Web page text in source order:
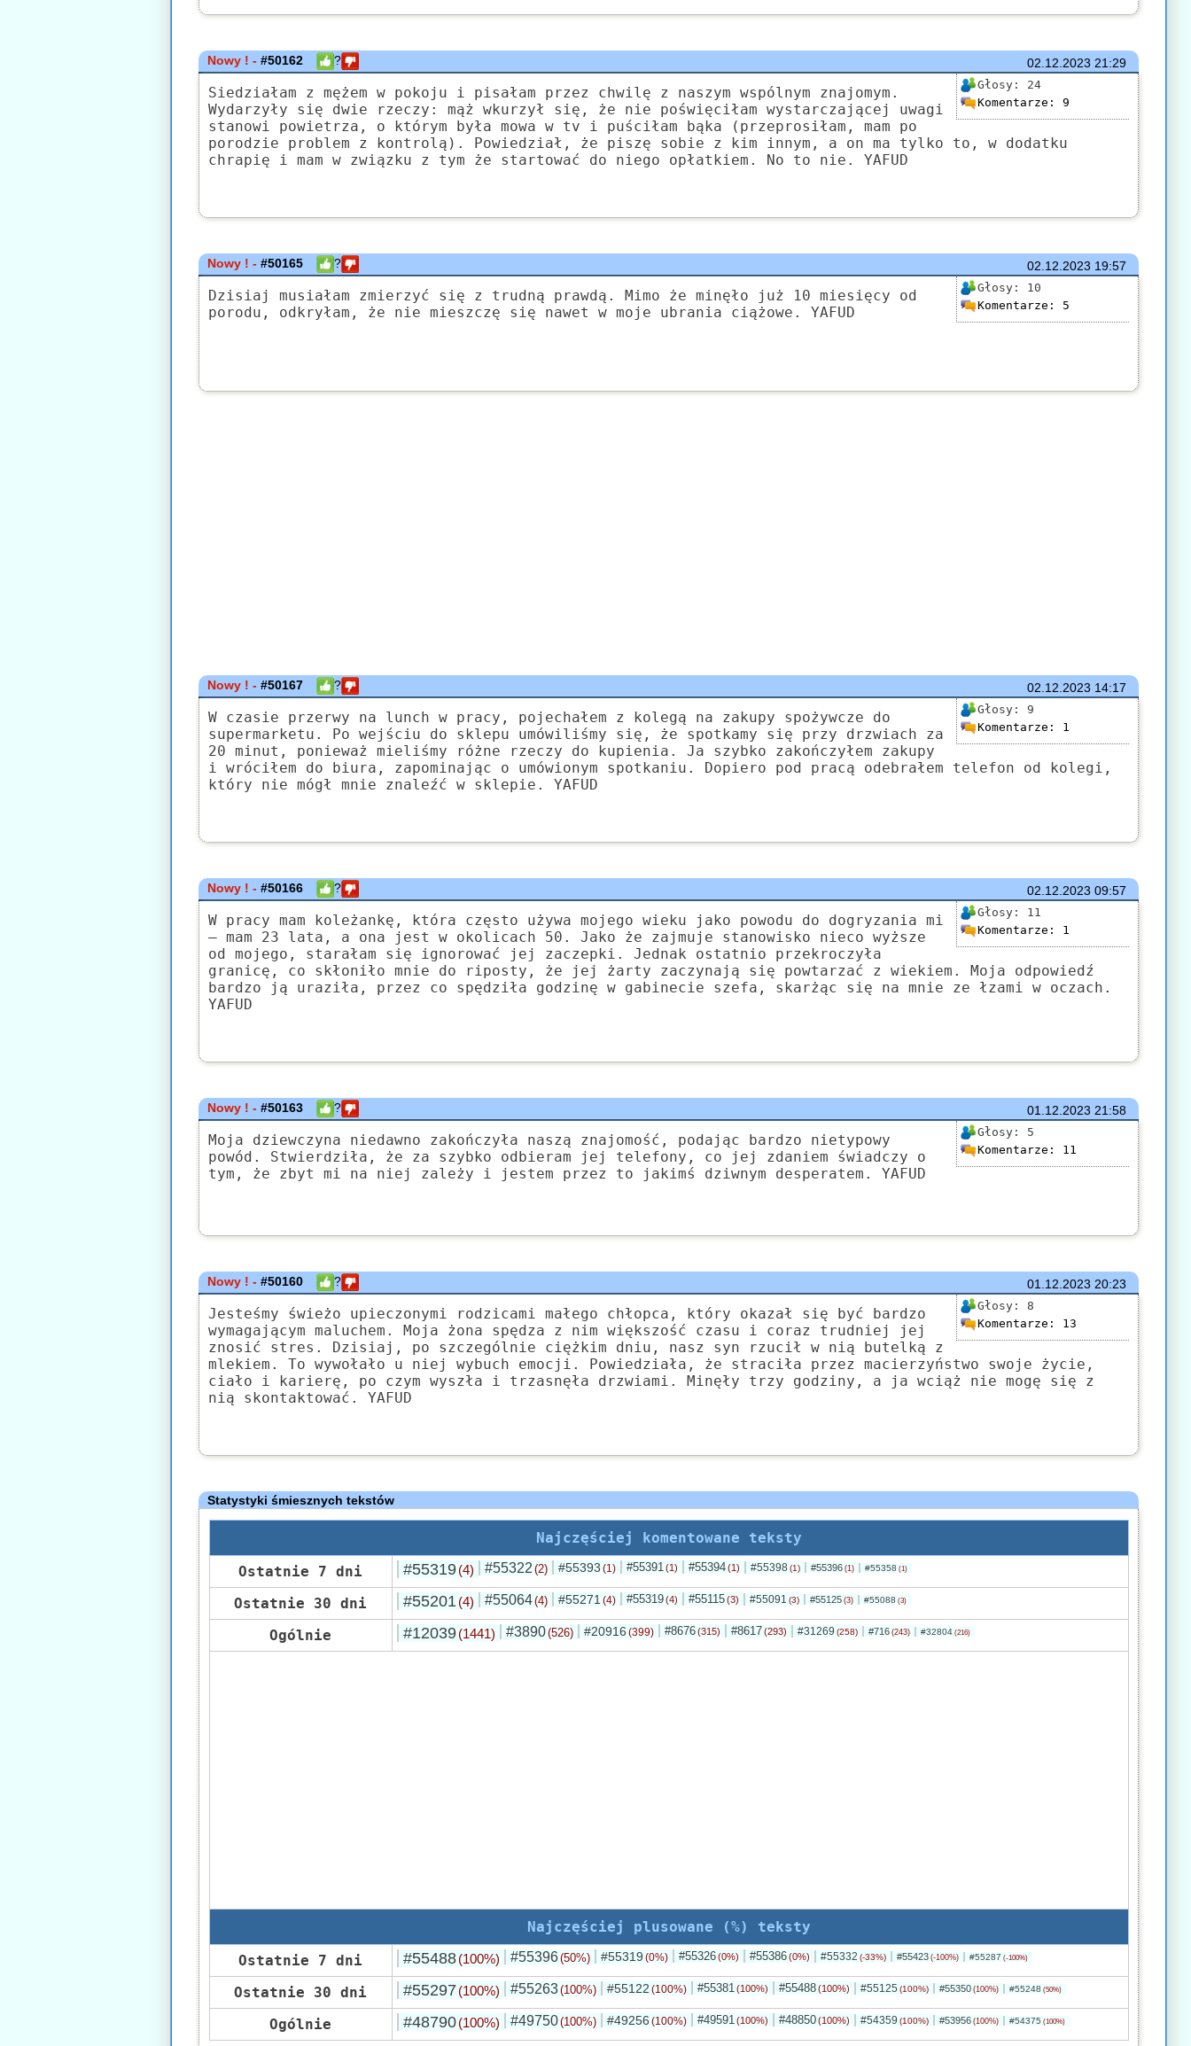
02.12.2023 21:29
Nowy ! -#50162 ?
Głosy: 24
Komentarze: 9
Siedziałam z mężem w pokoju i pisałam przez chwilę z naszym wspólnym znajomym.
Wydarzyły się dwie rzeczy: mąż wkurzył się, że nie poświęciłam wystarczającej uwagi
stanowi powietrza, o którym była mowa w tv i puściłam bąka (przeprosiłam, mam po
porodzie problem z kontrolą). Powiedział, że piszę sobie z kim innym, a on ma tylko to, w dodatku
chrapię i mam w związku z tym że startować do niego opłatkiem. No to nie. YAFUD
02.12.2023 19:57
Nowy ! -#50165 ?
Głosy: 10
Komentarze: 5
Dzisiaj musiałam zmierzyć się z trudną prawdą. Mimo że minęło już 10 miesięcy od
porodu, odkryłam, że nie mieszczę się nawet w moje ubrania ciążowe. YAFUD
02.12.2023 14:17
Nowy ! -#50167 ?
Głosy: 9
Komentarze: 1
W czasie przerwy na lunch w pracy, pojechałem z kolegą na zakupy spożywcze do
supermarketu. Po wejściu do sklepu umówiliśmy się, że spotkamy się przy drzwiach za
20 minut, ponieważ mieliśmy różne rzeczy do kupienia. Ja szybko zakończyłem zakupy
i wróciłem do biura, zapominając o umówionym spotkaniu. Dopiero pod pracą odebrałem telefon od kolegi,
który nie mógł mnie znaleźć w sklepie. YAFUD
02.12.2023 09:57
Nowy ! -#50166 ?
Głosy: 11
Komentarze: 1
W pracy mam koleżankę, która często używa mojego wieku jako powodu do dogryzania mi
– mam 23 lata, a ona jest w okolicach 50. Jako że zajmuje stanowisko nieco wyższe
od mojego, starałam się ignorować jej zaczepki. Jednak ostatnio przekroczyła
granicę, co skłoniło mnie do riposty, że jej żarty zaczynają się powtarzać z wiekiem. Moja odpowiedź
bardzo ją uraziła, przez co spędziła godzinę w gabinecie szefa, skarżąc się na mnie ze łzami w oczach.
YAFUD
01.12.2023 21:58
Nowy ! -#50163 ?
Głosy: 5
Komentarze: 11
Moja dziewczyna niedawno zakończyła naszą znajomość, podając bardzo nietypowy
powód. Stwierdziła, że za szybko odbieram jej telefony, co jej zdaniem świadczy o
tym, że zbyt mi na niej zależy i jestem przez to jakimś dziwnym desperatem. YAFUD
01.12.2023 20:23
Nowy ! -#50160 ?
Głosy: 8
Komentarze: 13
Jesteśmy świeżo upieczonymi rodzicami małego chłopca, który okazał się być bardzo
wymagającym maluchem. Moja żona spędza z nim większość czasu i coraz trudniej jej
znosić stres. Dzisiaj, po szczególnie ciężkim dniu, nasz syn rzucił w nią butelką z
mlekiem. To wywołało u niej wybuch emocji. Powiedziała, że straciła przez macierzyństwo swoje życie,
ciało i karierę, po czym wyszła i trzasnęła drzwiami. Minęły trzy godziny, a ja wciąż nie mogę się z
nią skontaktować. YAFUD
Statystyki śmiesznych tekstów
Najczęściej komentowane teksty
Ostatnie 7 dni
#55319 (4) #55322 (2) #55393 (1) #55391 (1) #55394 (1) #55398 (1) #55396 (1) #55358 (1)
Ostatnie 30 dni #55201 (4) #55064(4) #55271 (4) #55319 (4) #55115 (3) #55091 (3) #55125 (3) #55088 (3)
Ogólnie #12039 (1441) #3890(526) #20916 (399) #8676 (315) #8617 (293) #31269 (258) #716 (243) #32804 (216)
Najczęściej plusowane (%) teksty
Ostatnie 7 dni
#55488 (100%) #55396(50%) #55319 (0%) #55326 (0%) #55386 (0%) #55332 (-33%) #55423 (-100%) #55287 (-100%)
Ostatnie 30 dni #55297 (100%) #55263(100%) #55122 (100%) #55381 (100%) #55488 (100%) #55125 (100%) #55350 (100%) #55248 (50%)
Ogólnie #48790 (100%) #49750(100%) #49256 (100%) #49591 (100%) #48850 (100%) #54359 (100%) #53956 (100%) #54375 (100%)